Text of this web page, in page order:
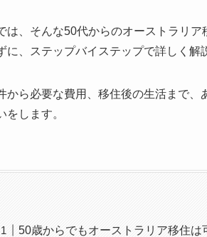
は、そんな50代からのオーストラリ
に、ステップバイステップで詳しく解
から必要な費用、移住後の生活まで
をします。
50歳からでもオーストラリア移住